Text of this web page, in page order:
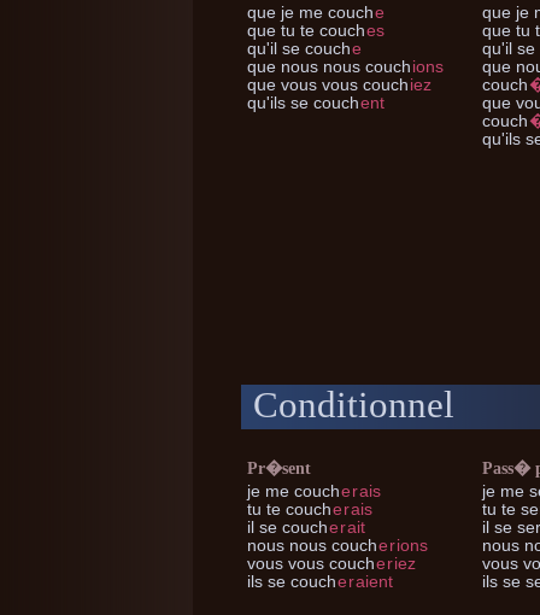
que je me couche
que tu te couches
qu'il se couche
que nous nous couchions
que vous vous couchiez
qu'ils se couchent
que je
que tu
qu'il se
que
couch
que
couch
qu'ils
Conditionnel
Pr�sent
je me coucherais
tu te coucherais
il se coucherait
nous nous coucherions
vous vous coucheriez
ils se coucheraient
Pass�
je me
tu te
il se
nous
vous
ils se